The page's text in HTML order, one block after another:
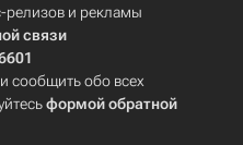
и рекламы
связи
сообщить обо всех
формой обратной